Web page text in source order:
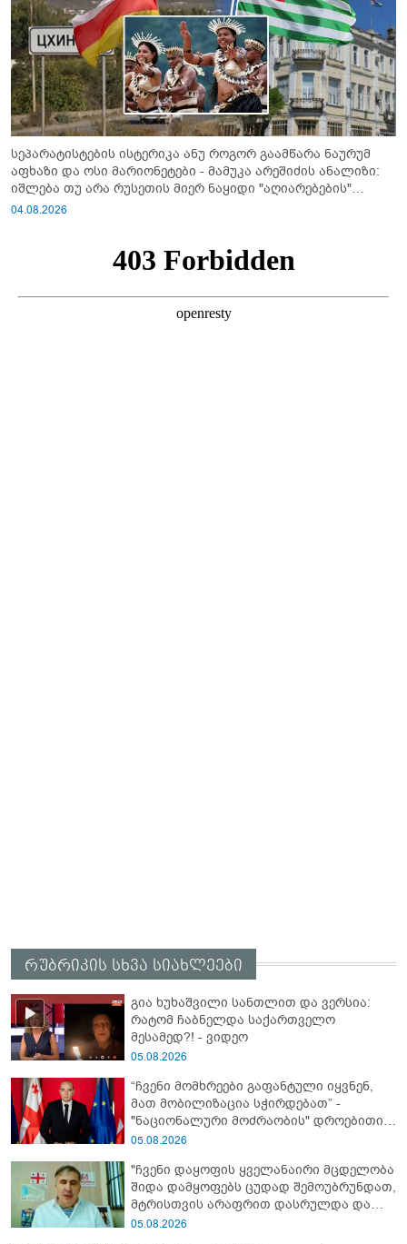
სეპარატისტების ისტერიკა ანუ როგორ გაამწარა ნაურუმ
აფხაზი და ოსი მარიონეტები - მამუკა არეშიძის ანალიზი:
იშლება თუ არა რუსეთის მიერ ნაყიდი "აღიარებების"
სისტემა?!
04.08.2026
რუბრიკის სხვა სიახლეები
გია ხუხაშვილი სანთლით და ვერსია:
რატომ ჩაბნელდა საქართველო
მესამედ?! - ვიდეო
05.08.2026
“ჩვენი მომხრეები გაფანტული იყვნენ,
მათ მობილიზაცია სჭირდებათ” -
"ნაციონალური მოძრაობის" დროებითი
მმართველობითი საბჭოს
05.08.2026
"ჩვენი დაყოფის ყველანაირი მცდელობა
შიდა დამყოფებს ცუდად შემოუბრუნდათ,
მტრისთვის არაფრით დასრულდა და
ვერც მომავალში მიაღწევს ჩვენს
05.08.2026